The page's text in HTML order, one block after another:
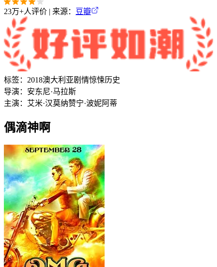
23万+人评价 | 来源： 豆瓣
标签： 2018澳大利亚剧情惊悚历史
导演： 安东尼·马拉斯
主演： 艾米·汉莫纳赞宁·波妮阿蒂
偶滴神啊